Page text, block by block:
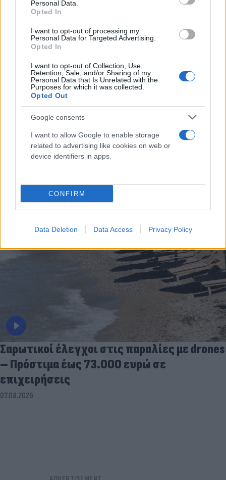
Personal Data.
Opted In
I want to opt-out of processing my
Personal Data for Targeted Advertising.
Opted In
I want to opt-out of Collection, Use,
Retention, Sale, and/or Sharing of my
Personal Data that Is Unrelated with the
Purposes for which it was collected.
Opted Out
Google consents
I want to allow Google to enable storage
related to advertising like cookies on web or
device identifiers in apps.
CONFIRM
Data Deletion Data Access Privacy Policy
FLASH FOCUS
Σαρωτικοί έλεγχοι στις παραλίες με drones
– Πρόστιμα έως 73.000 ευρώ σε
επιχειρήσεις
07.08.2026